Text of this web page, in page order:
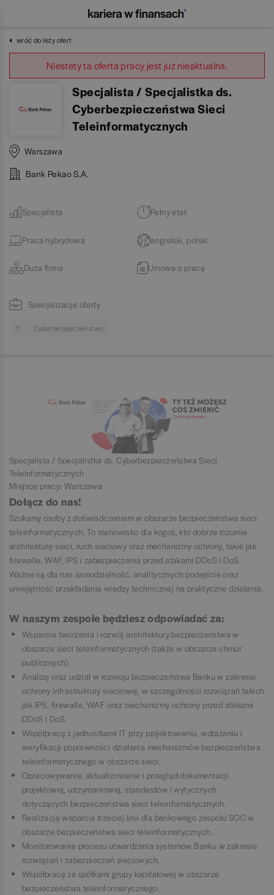
wróć do listy ofert
Niestety ta oferta pracy jest już nieaktualna.
Specjalista / Specjalistka ds.
Cyberbezpieczeństwa Sieci
Teleinformatycznych
Warszawa
Bank Pekao S.A.
Specjalista Pełny etat
Praca hybrydowa angielski, polski
Duża firma Umowa o pracę
Specjalizacje oferty
IT Cyberbezpieczeństwo
Specjalista / Specjalistka ds. Cyberbezpieczeństwa Sieci
Teleinformatycznych
Miejsce pracy: Warszawa
Dołącz do nas!
Szukamy osoby z doświadczeniem w obszarze bezpieczeństwa sieci
teleinformatycznych. To stanowisko dla kogoś, kto dobrze rozumie
architekturę sieci, ruch sieciowy oraz mechanizmy ochrony, takie jak
firewalle, WAF, IPS i zabezpieczenia przed atakami DDoS i DoS.
Ważne są dla nas samodzielność, analitycznych podejście oraz
umiejętność przekładania wiedzy technicznej na praktyczne działania.
W naszym zespole będziesz odpowiadać za:
Wsparcie tworzenia i rozwój architektury bezpieczeństwa w
obszarze sieci teleinformatycznych (także w obszarze chmur
publicznych).
Analizę oraz udział w rozwoju bezpieczeństwa Banku w zakresie
ochrony infrastruktury sieciowej, w szczególności rozwiązań takich
jak IPS, firewalle, WAF oraz mechanizmy ochrony przed atakami
DDoS i DoS.
Współpracę z jednostkami IT przy projektowaniu, wdrażaniu i
weryfikacji poprawności działania mechanizmów bezpieczeństwa
teleinformatycznego w obszarze sieci.
Opracowywanie, aktualizowanie i przegląd dokumentacji
projektowej, utrzymaniowej, standardów i wytycznych
dotyczących bezpieczeństwa sieci teleinformatycznych.
Realizację wsparcia trzeciej linii dla bankowego zespołu SOC w
obszarze bezpieczeństwa sieci teleinformatycznych.
Monitorowanie procesu utwardzania systemów Banku w zakresie
rozwiązań i zabezpieczeń sieciowych.
Współpracę ze spółkami grupy kapitałowej w obszarze
bezpieczeństwa teleinformatycznego.